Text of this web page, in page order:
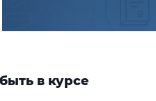
в курсе